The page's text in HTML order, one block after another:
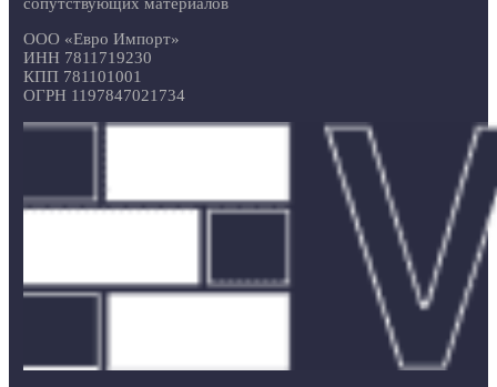
ООО «Евро Импорт»
ИНН 7811719230
КПП 781101001
ОГРН 1197847021734